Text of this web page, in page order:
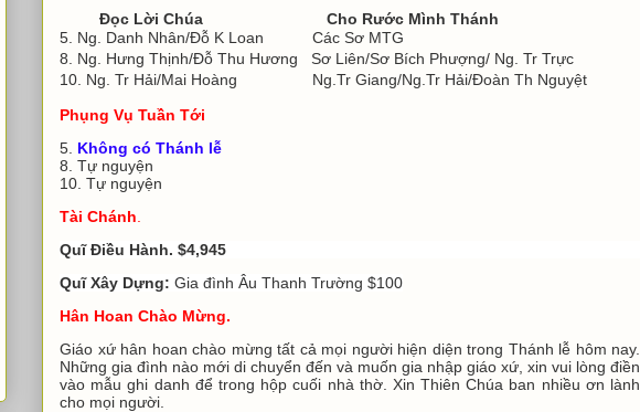
Đọc Lời Chúa
Cho Rước Mình Thánh
5. Ng. Danh Nhân/Đỗ K Loan Các Sơ MTG
8. Ng. Hưng Thịnh/Đỗ Thu Hương Sơ Liên/Sơ Bích Phượng/ Ng. Tr Trực
10. Ng. Tr Hải/Mai Hoàng Ng.Tr Giang/Ng.Tr Hải/Đoàn Th Nguyệt
Phụng Vụ Tuần Tới
5. Không có Thánh lễ
8. Tự nguyện
10. Tự nguyện
Tài Chánh
Quĩ Điều Hành. $4,945
Quĩ Xây Dựng: Gia đình Âu Thanh Trường $100
Hân Hoan Chào Mừng.
Giáo xứ hân hoan chào mừng tất cả mọi người hiện diện trong Thánh lễ hôm nay.
Những gia đình nào mới di chuyển đến và muốn gia nhập giáo xứ, xin vui lòng điền
vào mẫu ghi danh để trong hộp cuối nhà thờ. Xin Thiên Chúa ban nhiều ơn lành
cho mọi người.